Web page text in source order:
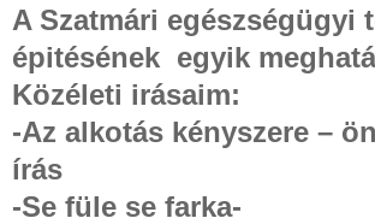
A Szatmári egészségügyi
épitésének egyik
Közéleti irásaim:
-Az alkotás kényszere –
írás
-Se füle se farka-